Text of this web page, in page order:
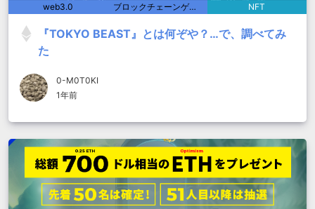
web3.0 ブロックチェーンゲーム NFT
『TOKYO BEAST』とは何ぞや？…で、調べてみ
た
0-M0T0KI
1年前